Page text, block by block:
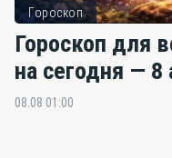
Гороскоп
Гороскоп для
на
08.08 01:00